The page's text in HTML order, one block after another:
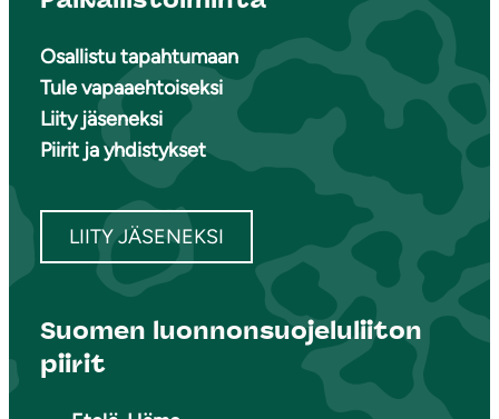
Osallistu tapahtumaan
Tule vapaaehtoiseksi
Liity jäseneksi
Piirit ja yhdistykset
LIITY JÄSENEKSI
Suomen luonnonsuojeluliiton
piirit